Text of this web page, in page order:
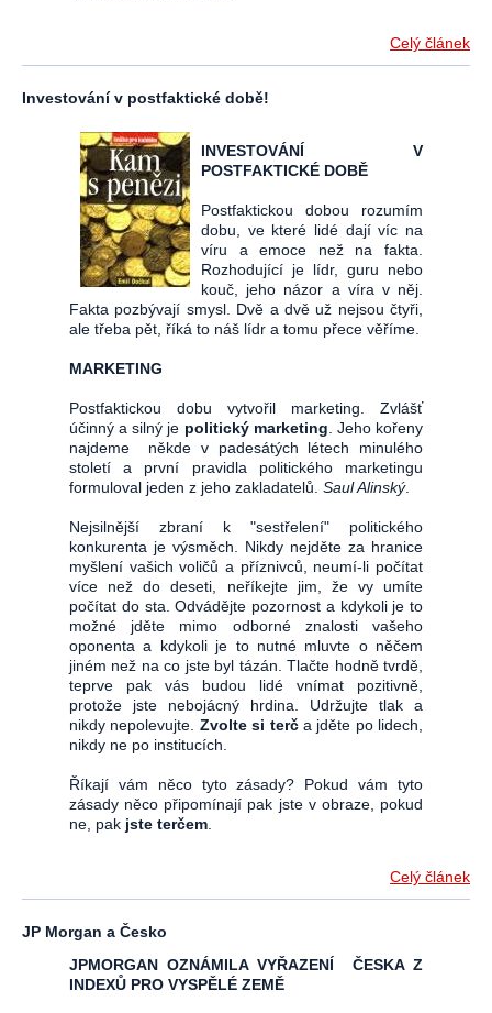
Celý článek
Investování v postfaktické době!
INVESTOVÁNÍ V
POSTFAKTICKÉ DOBĚ
Postfaktickou dobou rozumím
dobu, ve které lidé dají víc na
víru a emoce než na fakta.
Rozhodující je lídr, guru nebo
kouč, jeho názor a víra v něj.
Fakta pozbývají smysl. Dvě a dvě už nejsou čtyři,
ale třeba pět, říká to náš lídr a tomu přece věříme.
MARKETING
Postfaktickou dobu vytvořil marketing. Zvlášť
účinný a silný je politický marketing . Jeho kořeny
najdeme někde v padesátých létech minulého
století a první pravidla politického marketingu
formuloval jeden z jeho zakladatelů. Saul Alinský.
Nejsilnější zbraní k "sestřelení" politického
konkurenta je výsměch. Nikdy nejděte za hranice
myšlení vašich voličů a příznivců, neumí-li počítat
více než do deseti, neříkejte jim, že vy umíte
počítat do sta. Odvádějte pozornost a kdykoli je to
možné jděte mimo odborné znalosti vašeho
oponenta a kdykoli je to nutné mluvte o něčem
jiném než na co jste byl tázán. Tlačte hodně tvrdě,
teprve pak vás budou lidé vnímat pozitivně,
protože jste nebojácný hrdina. Udržujte tlak a
nikdy nepolevujte. Zvolte si terča jděte po lidech,
nikdy ne po institucích.
Říkají vám něco tyto zásady? Pokud vám tyto
zásady něco připomínají pak jste v obraze, pokud
ne, pak jste terčem
Celý článek
JP Morgan a Česko
JPMORGAN OZNÁMILA VYŘAZENÍ ČESKA Z
INDEXŮ PRO VYSPĚLÉ ZEMĚ